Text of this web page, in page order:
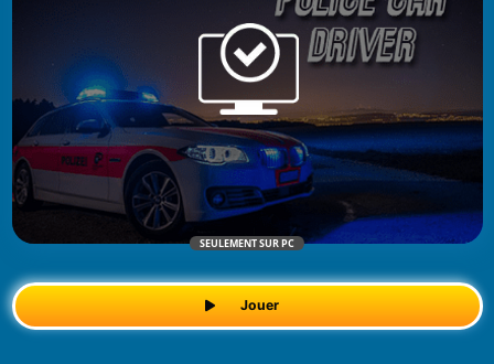
SEULEMENT SUR PC
Jouer